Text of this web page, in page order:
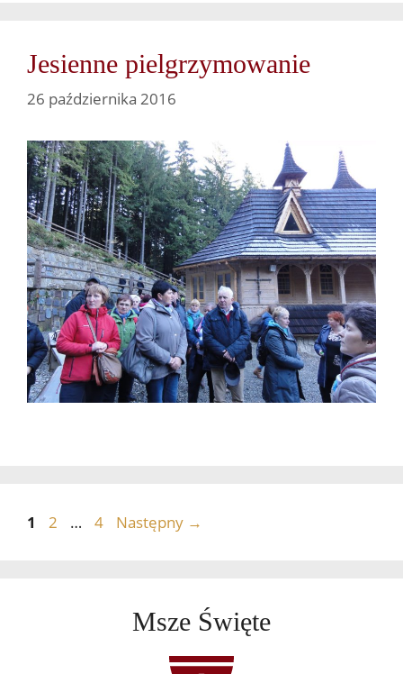
Jesienne pielgrzymowanie
26 października 2016
Strona
1 Strona
2 … Strona
4 Następny →
Msze Święte